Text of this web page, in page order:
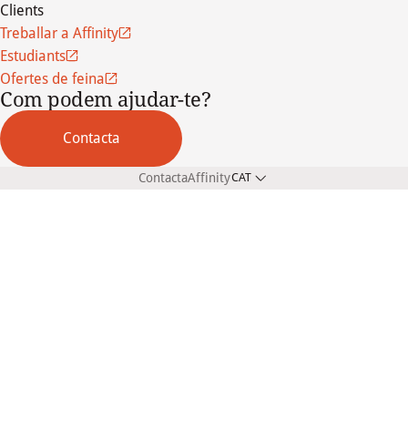
Clients
Treballar a Affinity
Estudiants
Ofertes de feina
Com podem ajudar-te?
Contacta
ContactaAffinityCAT